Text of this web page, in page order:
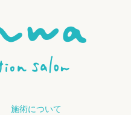
施術について